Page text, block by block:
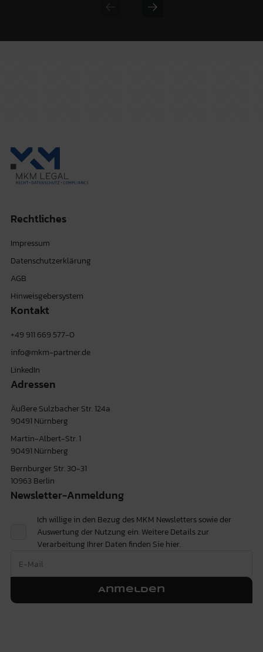
Previous slide
Next slide
Rechtliches
Impressum
Datenschutzerklärung
AGB
Hinweisgebersystem
Kontakt
+49 911 669 577-0
info@mkm-partner.de
LinkedIn
Adressen
Äußere Sulzbacher Str. 124a
90491 Nürnberg
Martin-Albert-Str. 1
90491 Nürnberg
Bernburger Str. 30-31
10963 Berlin
Newsletter-Anmeldung
Ich willige in den Bezug des MKM Newsletters sowie der
Auswertung der Nutzung ein. Weitere Details zur
Verarbeitung Ihrer Daten finden Siehier.
Anmelden